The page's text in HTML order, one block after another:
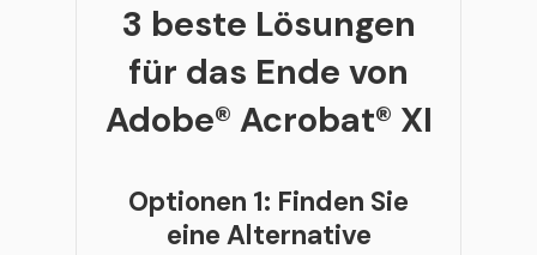
3 beste Lösungen
für das Ende von
Adobe® Acrobat® XI
Optionen 1: Finden Sie
eine Alternative